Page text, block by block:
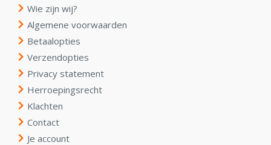
Wie zijn wij?
Algemene voorwaarden
Betaalopties
Verzendopties
Privacy statement
Herroepingsrecht
Klachten
Contact
Je account